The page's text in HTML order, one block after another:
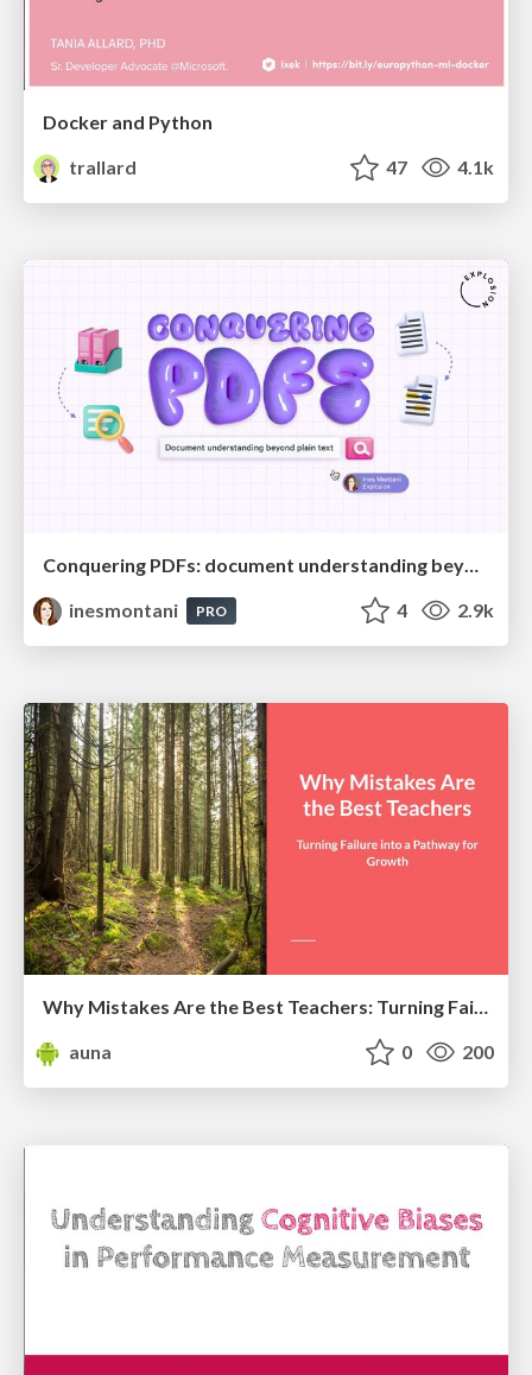
Docker and Python
trallard
47 4.1k
inesmontani
PRO 4 2.9k
Why Mistakes Are the Best Teachers: Turning Failure into a Pathway for Growth
auna
0 200